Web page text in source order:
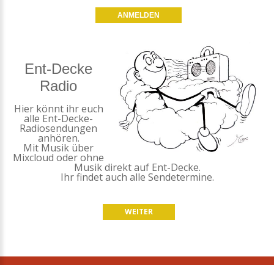
ANMELDEN
Ent-Decke
Radio
Hier könnt ihr euch
alle Ent-Decke-
Radiosendungen
anhören.
Mit Musik über
Mixcloud oder ohne
Musik direkt auf Ent-Decke.
Ihr findet auch alle Sendetermine.
WEITER